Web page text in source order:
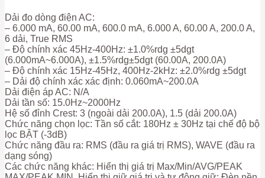
Dải đo dòng điện AC:
– 6.000 mA, 60.00 mA, 600.0 mA, 6.000 A, 60.00 A, 200.0 A,
6 dải, True RMS
– Độ chính xác 45Hz-400Hz: ±1.0%rdg ±5dgt
(6.000mA~6.000A), ±1.5%rdg±5dgt (60.00A, 200.0A)
– Độ chính xác 15Hz-45Hz, 400Hz-2kHz: ±2.0%rdg ±5dgt
– Dải độ chính xác xác định: 0.060mA~200.0A
Dải điện áp AC: N/A
Dải tần số: 15.0Hz~2000Hz
Hệ số đỉnh Crest: 3 (ngoài dải 200.0A), 1.5 (dải 200.0A)
Chức năng chọn lọc: Tần số cắt: 180Hz ± 30Hz tại chế độ bộ
lọc BẬT (-3dB)
Chức năng đầu ra: RMS (đầu ra giá trị RMS), WAVE (đầu ra
dạng sóng)
Các chức năng khác: Hiển thị giá trị Max/Min/AVG/PEAK